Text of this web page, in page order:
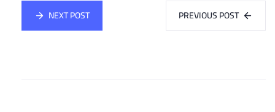
PREVIOUS POST
NEXT POST